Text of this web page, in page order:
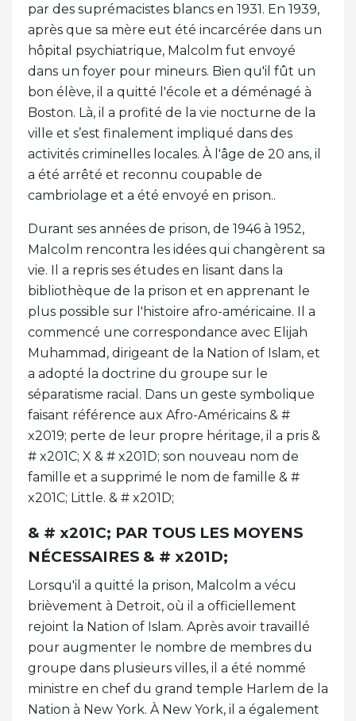
par des suprémacistes blancs en 1931. En 1939,
après que sa mère eut été incarcérée dans un
hôpital psychiatrique, Malcolm fut envoyé
dans un foyer pour mineurs. Bien qu'il fût un
bon élève, il a quitté l'école et a déménagé à
Boston. Là, il a profité de la vie nocturne de la
ville et s’est finalement impliqué dans des
activités criminelles locales. À l'âge de 20 ans, il
a été arrêté et reconnu coupable de
cambriolage et a été envoyé en prison..
Durant ses années de prison, de 1946 à 1952,
Malcolm rencontra les idées qui changèrent sa
vie. Il a repris ses études en lisant dans la
bibliothèque de la prison et en apprenant le
plus possible sur l'histoire afro-américaine. Il a
commencé une correspondance avec Elijah
Muhammad, dirigeant de la Nation of Islam, et
a adopté la doctrine du groupe sur le
séparatisme racial. Dans un geste symbolique
faisant référence aux Afro-Américains & #
x2019; perte de leur propre héritage, il a pris &
# x201C; X & # x201D; son nouveau nom de
famille et a supprimé le nom de famille & #
x201C; Little. & # x201D;
& # x201C; PAR TOUS LES MOYENS
NÉCESSAIRES & # x201D;
Lorsqu'il a quitté la prison, Malcolm a vécu
brièvement à Detroit, où il a officiellement
rejoint la Nation of Islam. Après avoir travaillé
pour augmenter le nombre de membres du
groupe dans plusieurs villes, il a été nommé
ministre en chef du grand temple Harlem de la
Nation à New York. À New York, il a également